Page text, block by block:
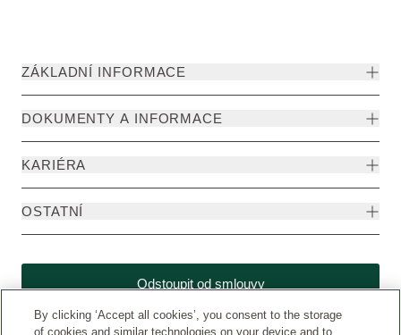
ZÁKLADNÍ INFORMACE
DOKUMENTY A INFORMACE
KARIÉRA
OSTATNÍ
Odstoupit od smlouvy
By clicking ‘Accept all cookies’, you consent to the storage
of cookies and similar technologies on your device and to